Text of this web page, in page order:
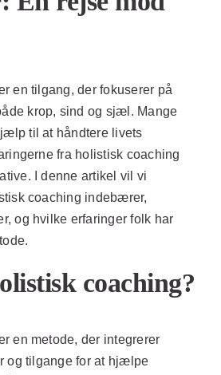
en tilgang, der fokuserer på
krop, sind og sjæl. Mange
til at håndtere livets
fra holistisk coaching
I denne artikel vil vi
coaching indebærer,
og hvilke erfaringer folk har
coaching?
en metode, der integrerer
og tilgange for at hjælpe